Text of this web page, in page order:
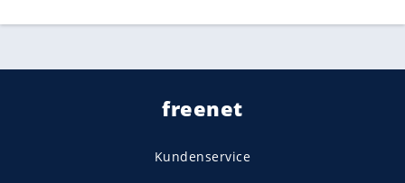
freenet
Kundenservice